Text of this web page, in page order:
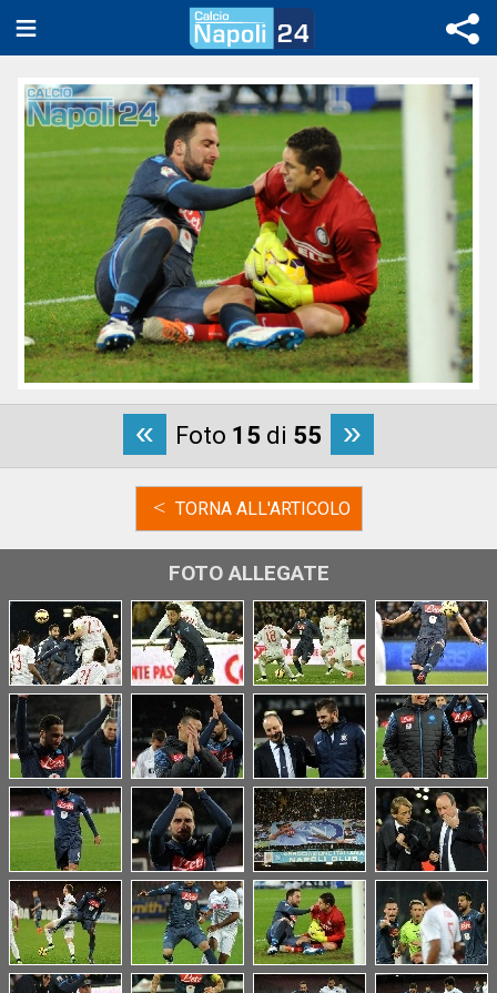
« Foto 15 di 55 »
< TORNA ALL'ARTICOLO
FOTO ALLEGATE